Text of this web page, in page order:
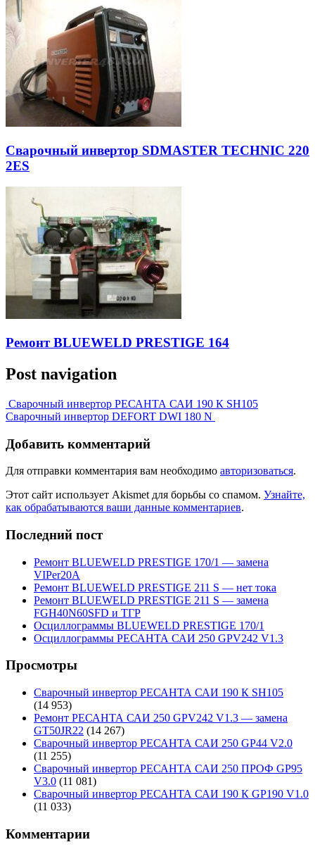
Cварочный инвертор SDMASTER TECHNIC 220
2ES
Ремонт BLUEWELD PRESTIGE 164
Post navigation
Сварочный инвертор РЕСАНТА САИ 190 К SH105
Сварочный инвертор DEFORT DWI 180 N
Добавить комментарий
Для отправки комментария вам необходимо авторизоваться.
Этот сайт использует Akismet для борьбы со спамом. Узнайте,
как обрабатываются ваши данные комментариев.
Последний пост
Ремонт BLUEWELD PRESTIGE 170/1 — замена
VIPer20A
Ремонт BLUEWELD PRESTIGE 211 S — нет тока
Ремонт BLUEWELD PRESTIGE 211 S — замена
FGH40N60SFD и ТГР
Осциллограммы BLUEWELD PRESTIGE 170/1
Осциллограммы РЕСАНТА САИ 250 GPV242 V1.3
Просмотры
Сварочный инвертор РЕСАНТА САИ 190 К SH105
(14 953)
Ремонт РЕСАНТА САИ 250 GPV242 V1.3 — замена
GT50JR22 (14 267)
Сварочный инвертор РЕСАНТА САИ 250 GP44 V2.0
(11 255)
Сварочный инвертор РЕСАНТА САИ 250 ПРОФ GP95
V3.0 (11 081)
Сварочный инвертор РЕСАНТА САИ 190 К GP190 V1.0
(11 033)
Комментарии